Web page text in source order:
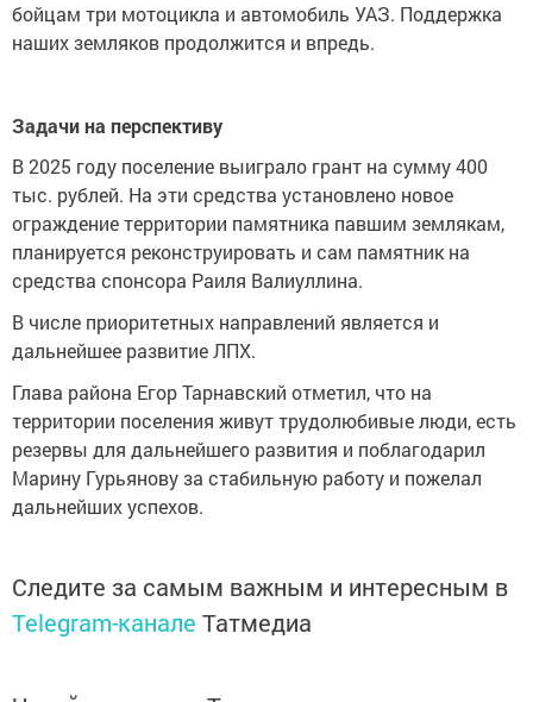
бойцам три мотоцикла и автомобиль УАЗ. Поддержка
наших земляков продолжится и впредь.
Задачи на перспективу
В 2025 году поселение выиграло грант на сумму 400
тыс. рублей. На эти средства установлено новое
ограждение территории памятника павшим землякам,
планируется реконструировать и сам памятник на
средства спонсора Раиля Валиуллина.
В числе приоритетных направлений является и
дальнейшее развитие ЛПХ.
Глава района Егор Тарнавский отметил, что на
территории поселения живут трудолюбивые люди, есть
резервы для дальнейшего развития и поблагодарил
Марину Гурьянову за стабильную работу и пожелал
дальнейших успехов.
Следите за самым важным и интересным в
Telegram-канале Татмедиа